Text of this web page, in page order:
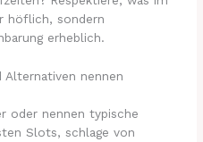
höflich, sondern
erheblich.
Alternativen nennen
oder nennen typische
Slots, schlage von